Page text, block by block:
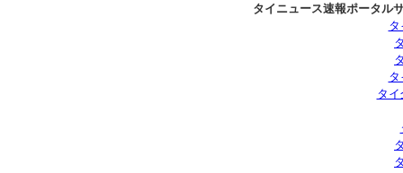
タイニュース速報ポータル
タ